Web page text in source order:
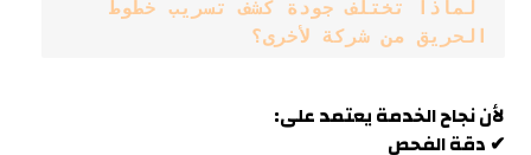
الحريق من شركة لأخرى؟
لأن نجاح الخدمة يعتمد على:
✔ دقة الفحص